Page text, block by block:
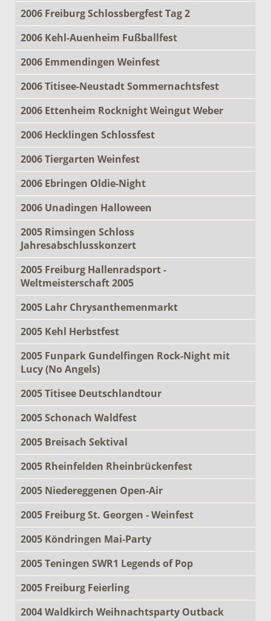
2006 Freiburg Schlossbergfest Tag 2
2006 Kehl-Auenheim Fußballfest
2006 Emmendingen Weinfest
2006 Titisee-Neustadt Sommernachtsfest
2006 Ettenheim Rocknight Weingut Weber
2006 Hecklingen Schlossfest
2006 Tiergarten Weinfest
2006 Ebringen Oldie-Night
2006 Unadingen Halloween
2005 Rimsingen Schloss
Jahresabschlusskonzert
2005 Freiburg Hallenradsport -
Weltmeisterschaft 2005
2005 Lahr Chrysanthemenmarkt
2005 Kehl Herbstfest
2005 Funpark Gundelfingen Rock-Night mit
Lucy (No Angels)
2005 Titisee Deutschlandtour
2005 Schonach Waldfest
2005 Breisach Sektival
2005 Rheinfelden Rheinbrückenfest
2005 Niedereggenen Open-Air
2005 Freiburg St. Georgen - Weinfest
2005 Köndringen Mai-Party
2005 Teningen SWR1 Legends of Pop
2005 Freiburg Feierling
2004 Waldkirch Weihnachtsparty Outback